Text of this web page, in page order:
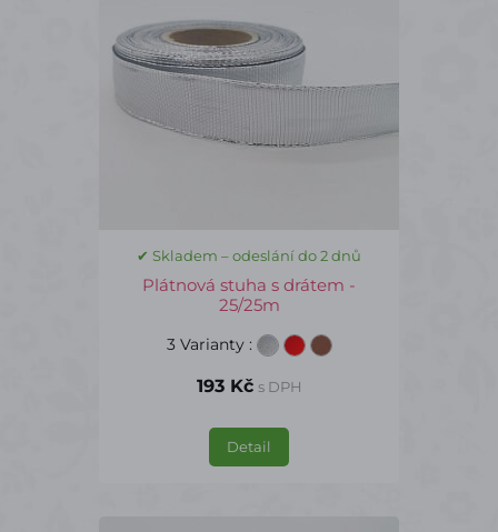
✔ Skladem – odeslání do 2 dnů
Plátnová stuha s drátem -
25/25m
3 Varianty :
193 Kč s DPH
Detail